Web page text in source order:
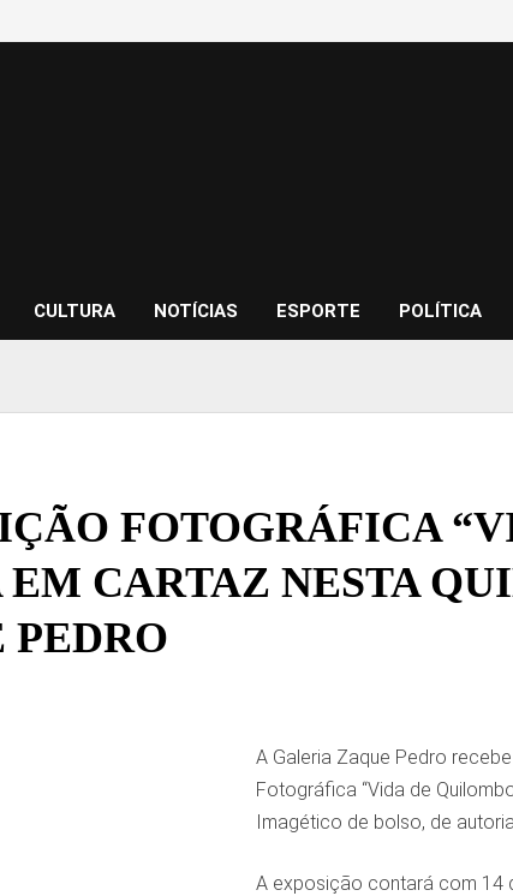
CULTURA NOTÍCIAS ESPORTE POLÍTICA
FOTOGRÁFICA
EM CARTAZ NESTA
PEDRO
A Galeria Zaque Pedro
Fotográfica “Vida de
Imagético de bolso, de
A exposição contará com 14